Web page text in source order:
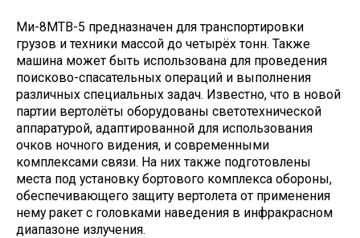
Ми-8МТВ-5 предназначен для транспортировки
грузов и техники массой до четырёх тонн. Также
машина может быть использована для проведения
поисково-спасательных операций и выполнения
различных специальных задач. Известно, что в новой
партии вертолёты оборудованы светотехнической
аппаратурой, адаптированной для использования
очков ночного видения, и современными
комплексами связи. На них также подготовлены
места под установку бортового комплекса обороны,
обеспечивающего защиту вертолета от применения
нему ракет с головками наведения в инфракрасном
диапазоне излучения.